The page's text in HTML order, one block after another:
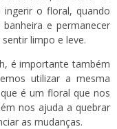
o floral, quando
e permanecer
limpo e leve.
é importante também
utilizar a mesma
é um floral que nos
nos ajuda a quebrar
as mudanças.